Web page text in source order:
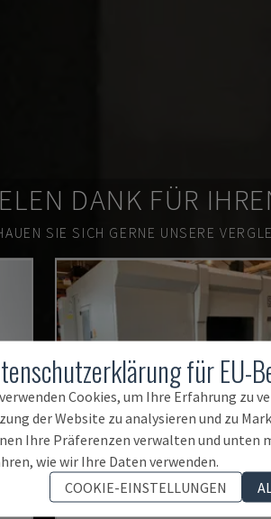
DANK FÜR
SIE SICH GERNE UNSERE
U5-1530
SPINNER - VERTIKAL-
für EU-
Cookies, um Ihre Erfahrung zu
der Website zu analysieren und zu
Ihre Präferenzen verwalten und unten
wie wir Ihre Daten verwenden.
COOKIE-EINSTELLUNGEN